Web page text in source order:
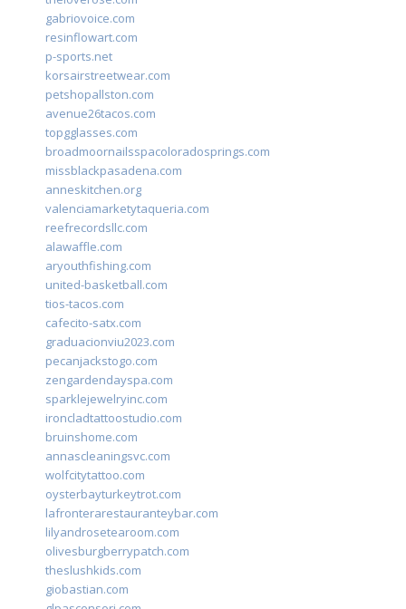
gabriovoice.com
resinflowart.com
p-sports.net
korsairstreetwear.com
petshopallston.com
avenue26tacos.com
topgglasses.com
broadmoornailsspacoloradosprings.com
missblackpasadena.com
anneskitchen.org
valenciamarketytaqueria.com
reefrecordsllc.com
alawaffle.com
aryouthfishing.com
united-basketball.com
tios-tacos.com
cafecito-satx.com
graduacionviu2023.com
pecanjackstogo.com
zengardendayspa.com
sparklejewelryinc.com
ironcladtattoostudio.com
bruinshome.com
annascleaningsvc.com
wolfcitytattoo.com
oysterbayturkeytrot.com
lafronterarestauranteybar.com
lilyandrosetearoom.com
olivesburgberrypatch.com
theslushkids.com
giobastian.com